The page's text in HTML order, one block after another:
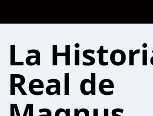
La
Real de